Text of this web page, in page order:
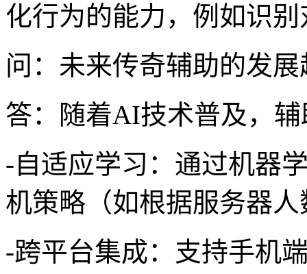
化行为的能力，例如识
问：未来传奇辅助的发
答：随着AI技术普及，
-自适应学习：通过机器
机策略（如根据服务器
-跨平台集成：支持手机